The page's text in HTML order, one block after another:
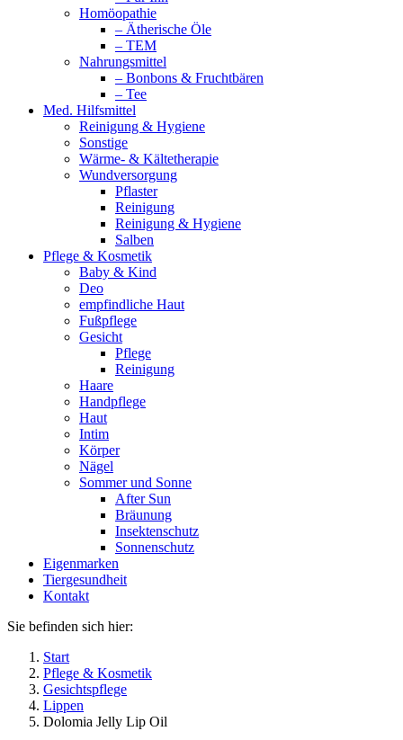
Homöopathie
– Ätherische Öle
– TEM
Nahrungsmittel
– Bonbons & Fruchtbären
– Tee
Med. Hilfsmittel
Reinigung & Hygiene
Sonstige
Wärme- & Kältetherapie
Wundversorgung
Pflaster
Reinigung
Reinigung & Hygiene
Salben
Pflege & Kosmetik
Baby & Kind
Deo
empfindliche Haut
Fußpflege
Gesicht
Pflege
Reinigung
Haare
Handpflege
Haut
Intim
Körper
Nägel
Sommer und Sonne
After Sun
Bräunung
Insektenschutz
Sonnenschutz
Eigenmarken
Tiergesundheit
Kontakt
Sie befinden sich hier:
Start
Pflege & Kosmetik
Gesichtspflege
Lippen
Dolomia Jelly Lip Oil